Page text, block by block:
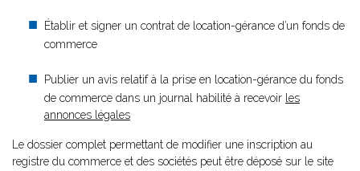
Établir et signer un contrat de location-gérance d’un fonds de
commerce
Publier un avis relatif à la prise en location-gérance du fonds
de commerce dans un journal habilité à recevoir les
annonces légales
Le dossier complet permettant de modifier une inscription au
registre du commerce et des sociétés peut être déposé sur le site